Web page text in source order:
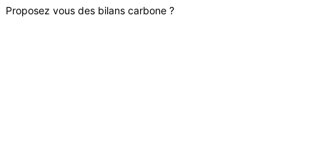
Proposez vous des bilans carbone ?